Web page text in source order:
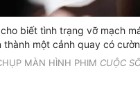
biết tình trạng vỡ mạch
thành một cảnh quay có
MÀN HÌNH PHIM CUỘC